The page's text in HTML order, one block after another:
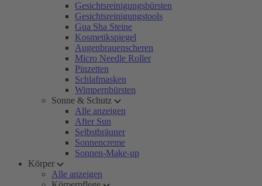
Gesichtsreinigungsbürsten
Gesichtsreinigungstools
Gua Sha Steine
Kosmetikspiegel
Augenbrauenscheren
Micro Needle Roller
Pinzetten
Schlafmasken
Wimpernbürsten
Sonne & Schutz
Alle anzeigen
After Sun
Selbstbräuner
Sonnencreme
Sonnen-Make-up
Körper
Alle anzeigen